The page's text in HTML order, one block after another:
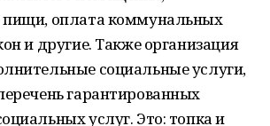
пищи, оплата коммунальных
и другие. Также организация
социальные услуги,
гарантированных
услуг. Это: топка и